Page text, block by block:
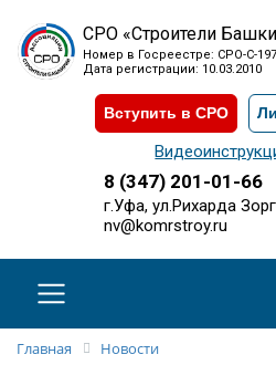
СРО «Строители
Номер в Госреестре: СРО-С-
Дата регистрации: 10.03.2010
Вступить в СРО
8 (347) 201-01-66
г.Уфа, ул.Рихарда
nv@komrstroy.ru
Главная
Новости